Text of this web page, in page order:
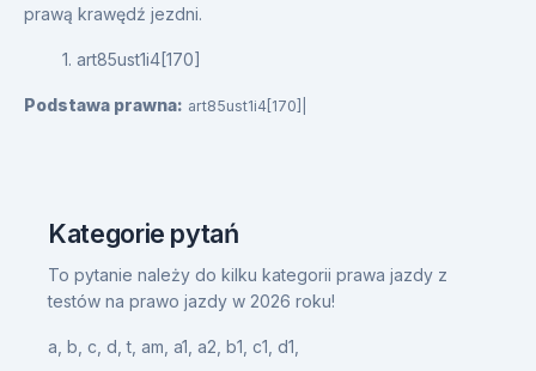
prawą krawędź jezdni.
1. art85ust1i4[170]
Podstawa prawna: art85ust1i4[170]|
Kategorie pytań
To pytanie należy do kilku kategorii prawa jazdy z
testów na prawo jazdy w 2026 roku!
a, b, c, d,t, am, a1, a2, b1, c1, d1,